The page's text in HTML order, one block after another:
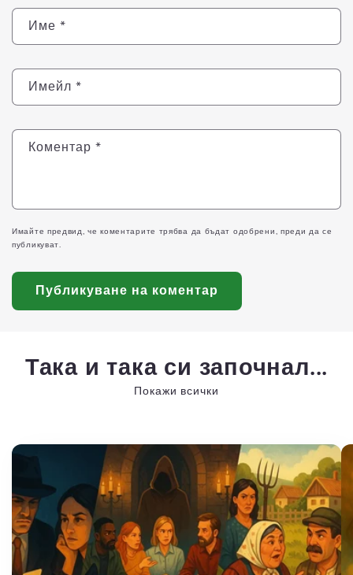
Име *
Имейл *
Коментар *
Имайте предвид, че коментарите трябва да бъдат одобрени, преди да се
публикуват.
Така и така си започнал...
Покажи всички